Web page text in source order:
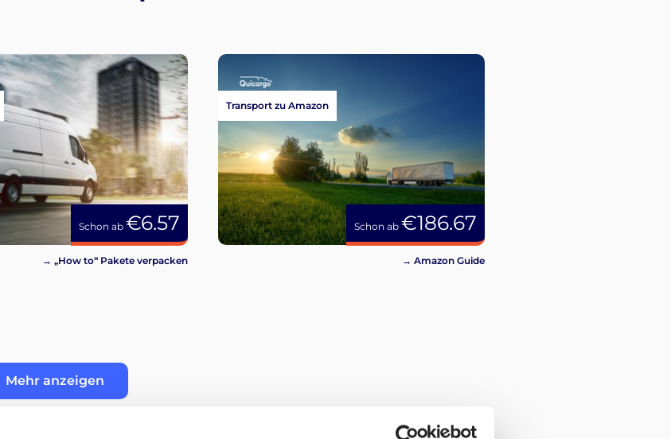
Schon ab€6.57
→ „How to“ Pakete verpacken
Schon ab€186.67
Transport zu Amazon
→ Amazon Guide
Mehr anzeigen